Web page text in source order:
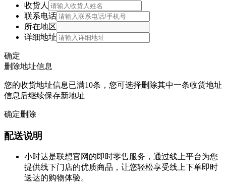
收货人
联系电话
所在地区
详细地址
确定
删除地址信息
您的收货地址信息已满10条，您可选择删除其中一条收货地址
信息后继续保存新地址
确定删除
配送说明
小时达是联想官网的即时零售服务，通过线上平台为您
提供线下门店的优质商品，让您轻松享受线上下单即时
送达的购物体验。